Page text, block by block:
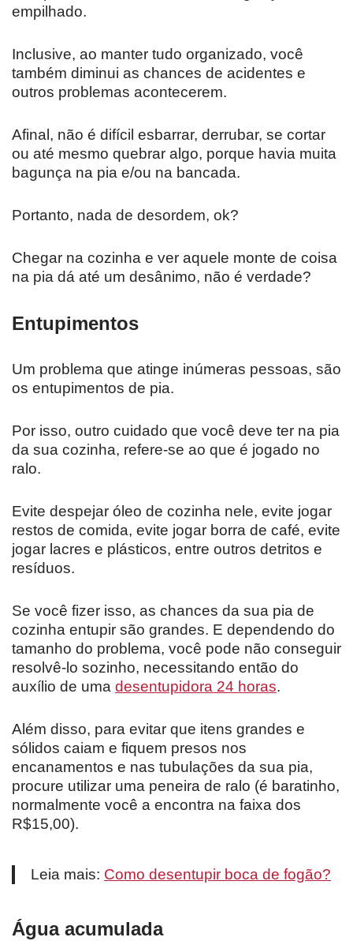
empilhado.
Inclusive, ao manter tudo organizado, você
também diminui as chances de acidentes e
outros problemas acontecerem.
Afinal, não é difícil esbarrar, derrubar, se cortar
ou até mesmo quebrar algo, porque havia muita
bagunça na pia e/ou na bancada.
Portanto, nada de desordem, ok?
Chegar na cozinha e ver aquele monte de coisa
na pia dá até um desânimo, não é verdade?
Entupimentos
Um problema que atinge inúmeras pessoas, são
os entupimentos de pia.
Por isso, outro cuidado que você deve ter na pia
da sua cozinha, refere-se ao que é jogado no
ralo.
Evite despejar óleo de cozinha nele, evite jogar
restos de comida, evite jogar borra de café, evite
jogar lacres e plásticos, entre outros detritos e
resíduos.
Se você fizer isso, as chances da sua pia de
cozinha entupir são grandes. E dependendo do
tamanho do problema, você pode não conseguir
resolvê-lo sozinho, necessitando então do
auxílio de uma desentupidora 24 horas.
Além disso, para evitar que itens grandes e
sólidos caiam e fiquem presos nos
encanamentos e nas tubulações da sua pia,
procure utilizar uma peneira de ralo (é baratinho,
normalmente você a encontra na faixa dos
R$15,00).
Leia mais: Como desentupir boca de fogão?
Água acumulada